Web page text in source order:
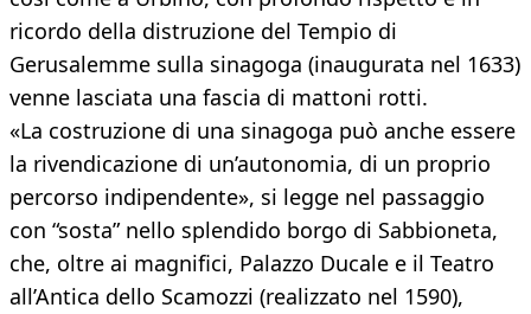
ricordo della distruzione del Tempio di
Gerusalemme sulla sinagoga (inaugurata nel 1633)
venne lasciata una fascia di mattoni rotti.
«La costruzione di una sinagoga può anche essere
la rivendicazione di un’autonomia, di un proprio
percorso indipendente», si legge nel passaggio
con “sosta” nello splendido borgo di Sabbioneta,
che, oltre ai magnifici, Palazzo Ducale e il Teatro
all’Antica dello Scamozzi (realizzato nel 1590),